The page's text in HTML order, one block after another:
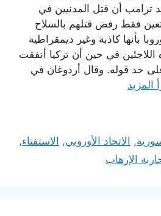
ترامب أن قتل المدنيين في
فقط رفض قتلهم بالسلاح
بأنها كاذبة وغير ديمقراطية
اللاجئين في حين أن تركيا أنفقت
على حد قوله. وقال أردوغان في
المزيد
, الاتحاد الأوروبي, الاستفتاء,
الإرهاب